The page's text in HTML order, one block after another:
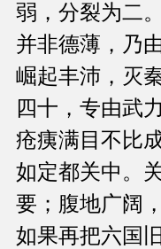
弱，分裂为二
并非德薄，乃
崛起丰沛，灭
四十，专由武
疮痍满目不比
如定都关中。
要；腹地广阔
如果再把六国